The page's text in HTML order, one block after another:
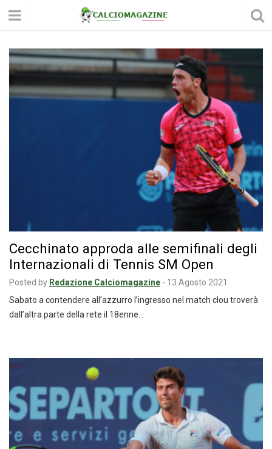
Cecchinato approda alle semifinali degli
Internazionali di Tennis SM Open
Posted by Redazione Calciomagazine - 13 Agosto 2021
Sabato a contendere all’azzurro l’ingresso nel match clou troverà
dall’altra parte della rete il 18enne…